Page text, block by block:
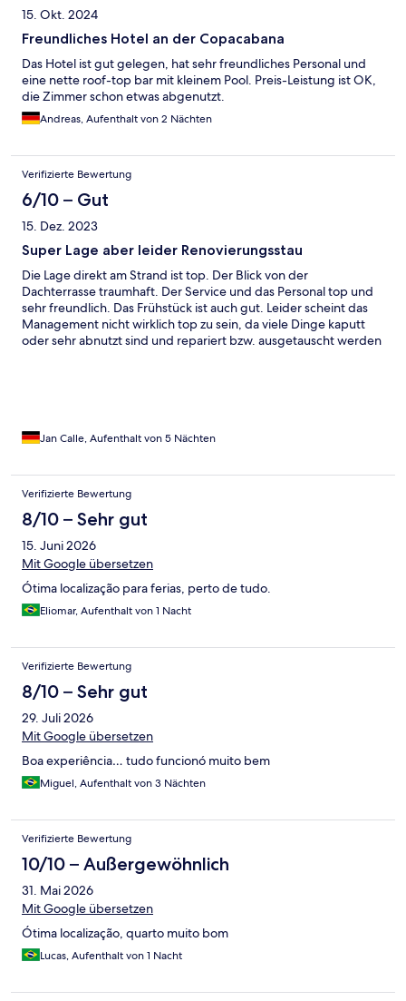
15. Okt. 2024
Freundliches Hotel an der Copacabana
Das Hotel ist gut gelegen, hat sehr freundliches Personal und
eine nette roof-top bar mit kleinem Pool. Preis-Leistung ist OK,
die Zimmer schon etwas abgenutzt.
Andreas, Aufenthalt von 2 Nächten
Verifizierte Bewertung
6/10 – Gut
15. Dez. 2023
Super Lage aber leider Renovierungsstau
Die Lage direkt am Strand ist top. Der Blick von der
Dachterrasse traumhaft. Der Service und das Personal top und
sehr freundlich. Das Frühstück ist auch gut. Leider scheint das
Management nicht wirklich top zu sein, da viele Dinge kaputt
oder sehr abnutzt sind und repariert bzw. ausgetauscht werden
Jan Calle, Aufenthalt von 5 Nächten
Verifizierte Bewertung
8/10 – Sehr gut
15. Juni 2026
Mit Google übersetzen
Ótima localização para ferias, perto de tudo.
Eliomar, Aufenthalt von 1 Nacht
Verifizierte Bewertung
8/10 – Sehr gut
29. Juli 2026
Mit Google übersetzen
Boa experiência… tudo funcionó muito bem
Miguel, Aufenthalt von 3 Nächten
Verifizierte Bewertung
10/10 – Außergewöhnlich
31. Mai 2026
Mit Google übersetzen
Ótima localização, quarto muito bom
Lucas, Aufenthalt von 1 Nacht